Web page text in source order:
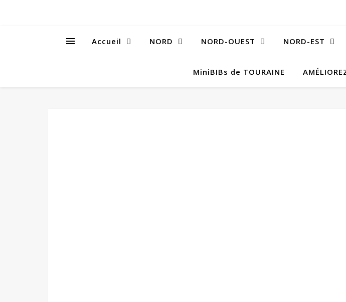
Accueil NORD NORD-OUEST NORD-EST
MiniBIBs de TOURAINE